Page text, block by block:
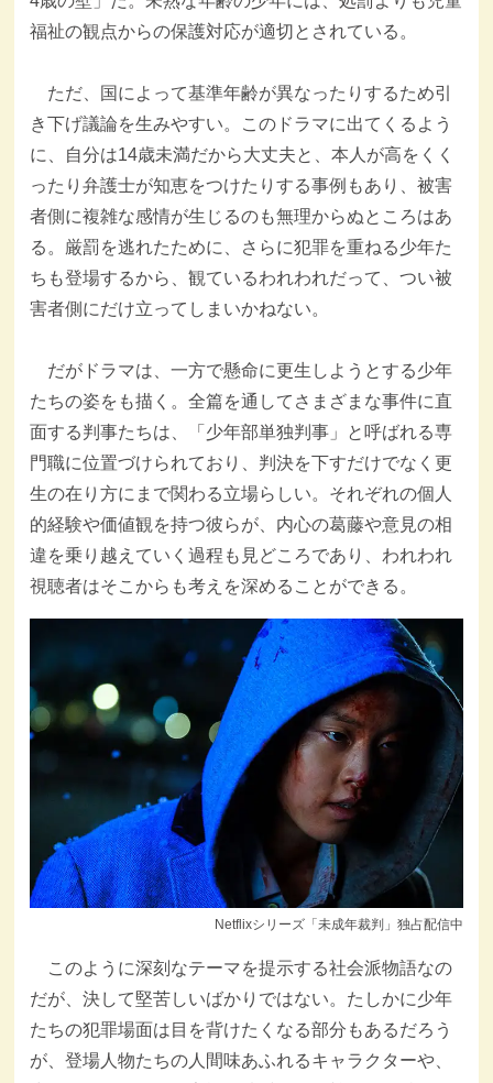
福祉の観点からの保護対応が適切とされている。
ただ、国によって基準年齢が異なったりするため引
き下げ議論を生みやすい。このドラマに出てくるよう
に、自分は14歳未満だから大丈夫と、本人が高をくく
ったり弁護士が知恵をつけたりする事例もあり、被害
者側に複雑な感情が生じるのも無理からぬところはあ
る。厳罰を逃れたために、さらに犯罪を重ねる少年た
ちも登場するから、観ているわれわれだって、つい被
害者側にだけ立ってしまいかねない。
だがドラマは、一方で懸命に更生しようとする少年
たちの姿をも描く。全篇を通してさまざまな事件に直
面する判事たちは、「少年部単独判事」と呼ばれる専
門職に位置づけられており、判決を下すだけでなく更
生の在り方にまで関わる立場らしい。それぞれの個人
的経験や価値観を持つ彼らが、内心の葛藤や意見の相
違を乗り越えていく過程も見どころであり、われわれ
視聴者はそこからも考えを深めることができる。
Netflixシリーズ「未成年裁判」独占配信中
このように深刻なテーマを提示する社会派物語なの
だが、決して堅苦しいばかりではない。たしかに少年
たちの犯罪場面は目を背けたくなる部分もあるだろう
が、登場人物たちの人間味あふれるキャラクターや、